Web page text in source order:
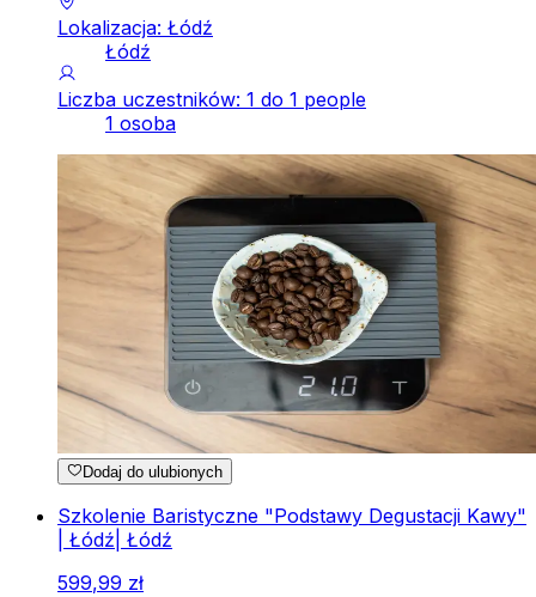
Lokalizacja: Łódź
Łódź
Liczba uczestników: 1 do 1 people
1 osoba
Dodaj do ulubionych
Szkolenie Baristyczne "Podstawy Degustacji Kawy"
| Łódź| Łódź
599,99 zł